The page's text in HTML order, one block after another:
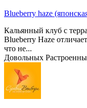
Blueberry haze
Кальянный клуб с
Blueberry Haze
что не...
Довольных